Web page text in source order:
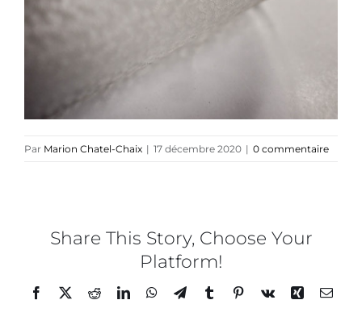
Par Marion Chatel-Chaix | 17 décembre 2020 | 0 commentaire
Share This Story, Choose Your
Platform!
Facebook
TwitterRedditLinkedInWhatsApp
TelegramTumblrPinterest
Vk Xing Email